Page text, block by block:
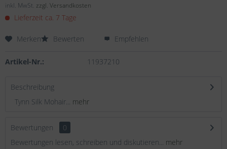
inkl. MwSt. zzgl. Versandkosten
Lieferzeit ca. 7 Tage
Merken Bewerten Empfehlen
Artikel-Nr.: 11937210
Beschreibung
Tynn Silk Mohair... mehr
Bewertungen
0
Bewertungen lesen, schreiben und diskutieren... mehr